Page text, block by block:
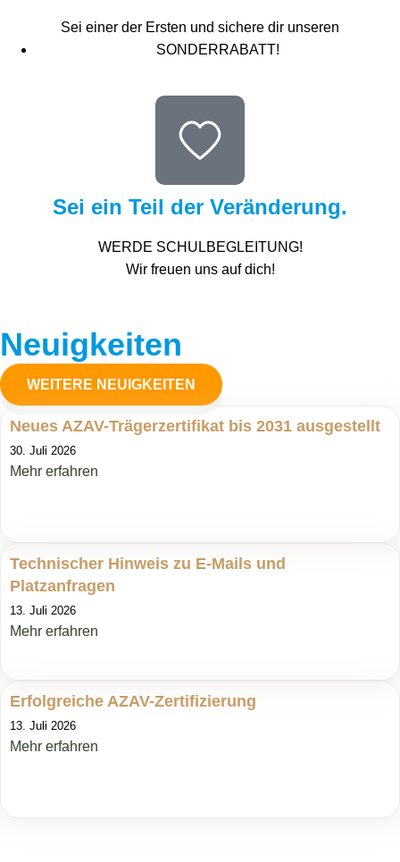
Sei einer der Ersten und sichere dir unseren
SONDERRABATT!
Sei ein Teil der Veränderung.
WERDE SCHULBEGLEITUNG!
Wir freuen uns auf dich!
Neuigkeiten
WEITERE NEUIGKEITEN
Neues AZAV-Trägerzertifikat bis 2031 ausgestellt
30. Juli 2026
Mehr erfahren
Technischer Hinweis zu E-Mails und
Platzanfragen
13. Juli 2026
Mehr erfahren
Erfolgreiche AZAV-Zertifizierung
13. Juli 2026
Mehr erfahren